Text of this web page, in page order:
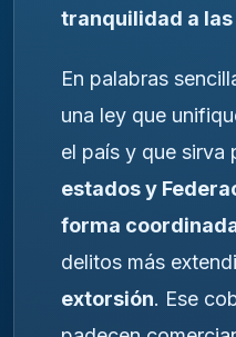
tranquilidad a
En palabras
una ley que
el país y que sirva
estados y
forma
delitos más
extorsión. Ese